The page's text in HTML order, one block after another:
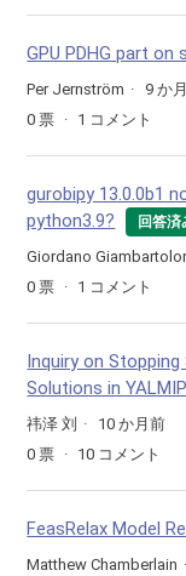
GPU PDHG part
Per Jernström
9 か
0 票 1 コメント
gurobipy 13.0.0b1
python3.9?
回答済
Giordano
0 票 1 コメント
Inquiry on
Solutions in
祎泽 刘
10 か月前
0 票 10 コメント
FeasRelax Model
Matthew Chamberlain